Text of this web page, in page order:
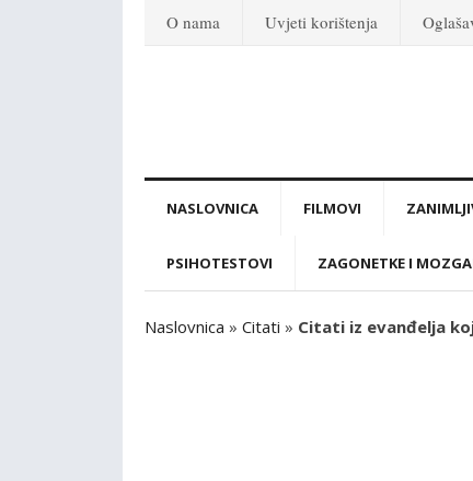
O nama Uvjeti korištenja
NASLOVNICA FILMOVI
PSIHOTESTOVI ZAGONETKE I
Naslovnica » Citati » Citati iz evanđelja